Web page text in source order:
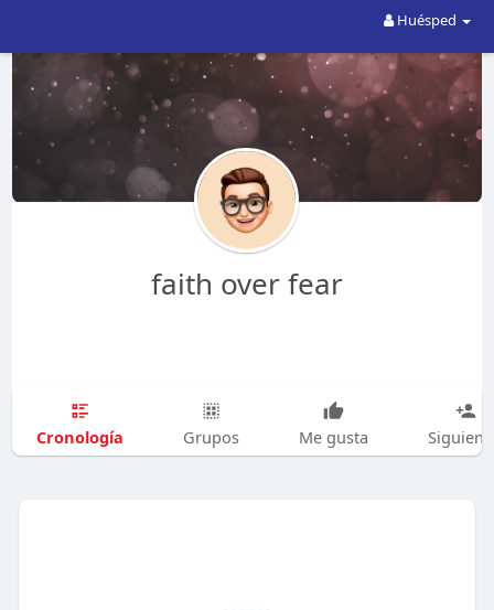
Huésped
faith over fear
Cronología Grupos Me gusta